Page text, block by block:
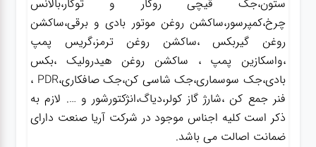
چرخ،کمپرسور،ساکشن روغن موتور بادی و برقی،ساکشن
روغن گیربکس ،ساکشن روغن ترمز،گریس پمپ
،واسکازین پمپ ، ساکشن روغن هیدرولیک ،بکس
بادی،جک سوسماری،جک شاسی کن،جک صافکاری،PDR ،
فنر جمع کن ،شارژ گاز کولر،دیاگ،انژکتورشور و …. لازم به
ذکر است کلیه اجناس موجود در شرکت آریا صنعت دارای
ضمانت اصالت می باشد.